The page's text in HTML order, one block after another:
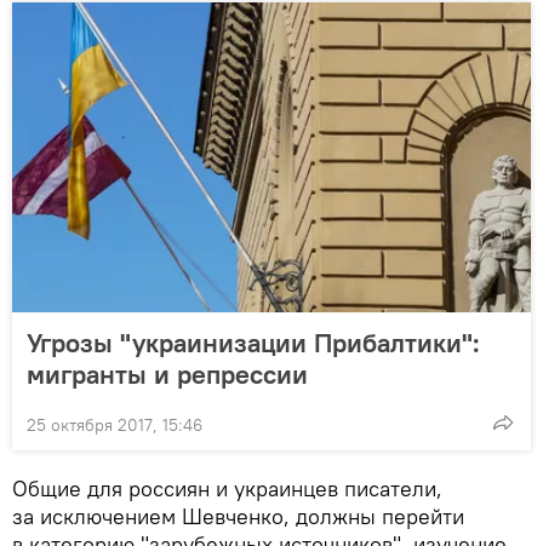
Угрозы "украинизации Прибалтики":
мигранты и репрессии
25 октября 2017, 15:46
Общие для россиян и украинцев писатели,
за исключением Шевченко, должны перейти